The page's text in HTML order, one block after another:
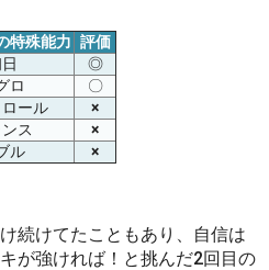
特殊能力 評価
◎
ロ
〇
ール
×
ス
×
ル
×
続けてたこともあり、自信は
が強ければ！と挑んだ2回目の